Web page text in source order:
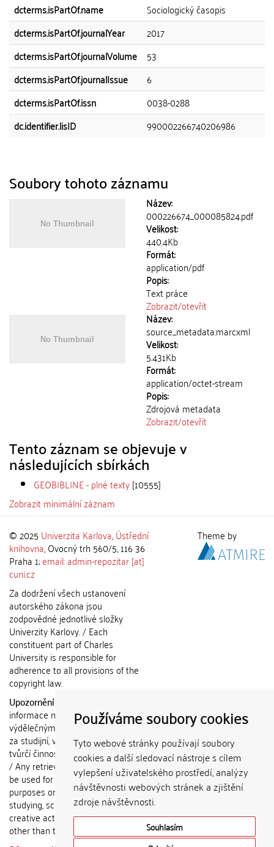
Používáme soubory cookies
Tyto webové stránky používají soubory
cookies a další sledovací nástroje s cílem
vylepšení uživatelského prostředí, analýzy
návštěvnosti webových stránek a zjištění
zdroje návštěvnosti.
Souhlasím
dcterms.isPartOf.name
Sociologický časopis
dcterms.isPartOf.journalYear
2017
dcterms.isPartOf.journalVolume
53
dcterms.isPartOf.journalIssue
6
dcterms.isPartOf.issn
0038-0288
dc.identifier.lisID
990002266740206986
Soubory tohoto záznamu
Název:
000226674_000085824.pdf
Velikost:
440.4Kb
Formát:
application/pdf
Popis:
Text práce
Zobrazit/otevřít
Název:
source_metadata.marcxml
Velikost:
5.431Kb
Formát:
application/octet-stream
Popis:
Zdrojová metadata
Zobrazit/otevřít
Tento záznam se objevuje v
následujících sbírkách
GEOBIBLINE - plné texty[10555]
Zobrazit minimální záznam
© 2025 Univerzita Karlova,Ústřední
knihovna, Ovocný trh 560/5, 116 36
Praha 1;email: admin-repozitar [at]
cuni.cz
Za dodržení všech ustanovení
autorského zákona jsou
zodpovědné jednotlivé složky
Univerzity Karlovy. / Each
constituent part of Charles
University is responsible for
adherence to all provisions of the
copyright law.
Upozornění / Notice:
informace nemohou být použity k
výdělečným účelům nebo vydávány
za studijní, vědeckou nebo jinou
tvůrčí činnost jiné osoby než autora.
/ Any retrieved information shall not
be used for any commercial
purposes or claimed as results of
studying, scientific or any other
creative activities of any person
other than the author.
Theme by